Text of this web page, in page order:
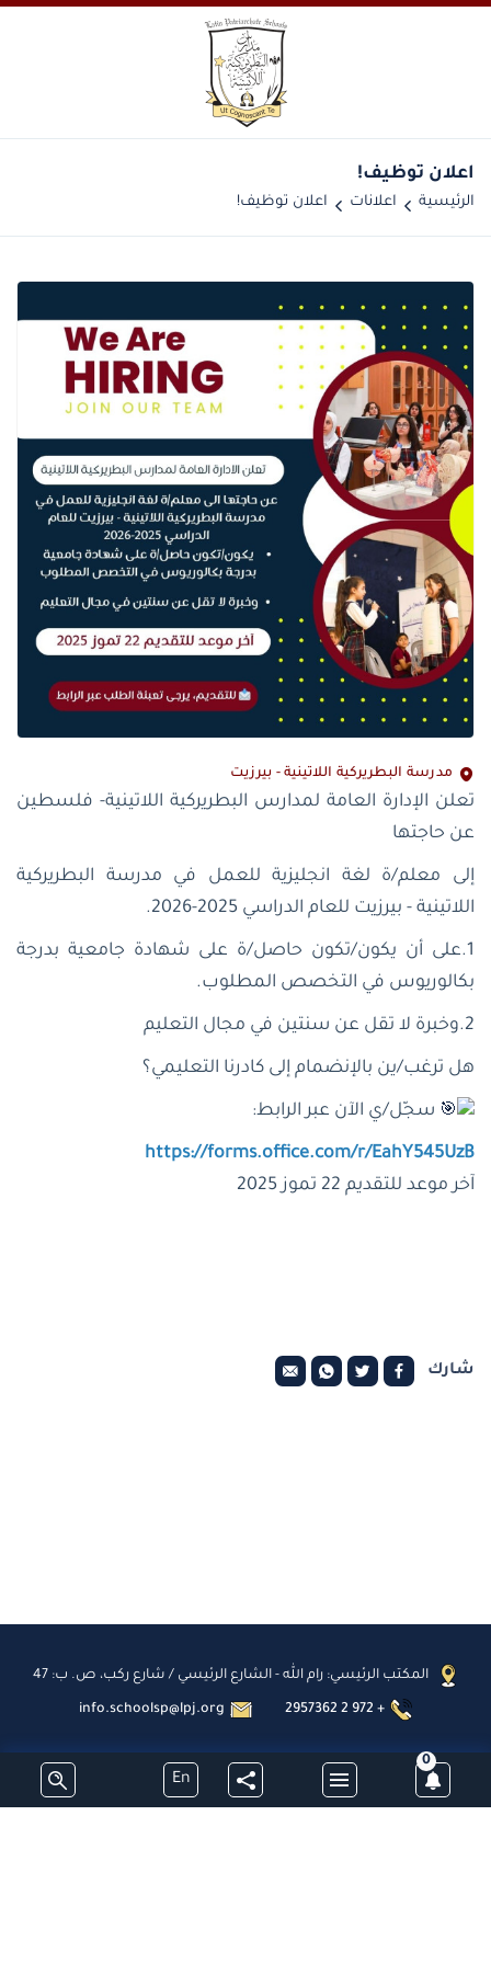
0
En
اعلان توظيف!
الرئيسية اعلانات اعلان توظيف!
مدرسة البطريركية اللاتينية - بيرزيت
تعلن الإدارة العامة لمدارس البطريركية اللاتينية- فلسطين
عن حاجتها
إلى معلم/ة لغة انجليزية للعمل في مدرسة البطريركية
اللاتينية - بيرزيت للعام الدراسي 2025-2026.
1.على أن يكون/تكون حاصل/ة على شهادة جامعية بدرجة
بكالوريوس في التخصص المطلوب.
2.وخبرة لا تقل عن سنتين في مجال التعليم
هل ترغب/ين بالإنضمام إلى كادرنا التعليمي؟
سجّل/ي الآن عبر الرابط:
https://forms.office.com/r/EahY545UzB
آخر موعد للتقديم 22 تموز 2025
شارك
المكتب الرئيسي: رام الله - الشارع الرئيسي / شارع ركب، ص. ب: 47
2957362 2 972 +
info.schoolsp@lpj.org